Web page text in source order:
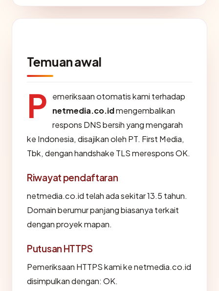
Temuan awal
P
emeriksaan otomatis kami terhadap
netmedia.co.idmengembalikan
respons DNS bersih yang mengarah
ke Indonesia, disajikan oleh PT. First Media,
Tbk, dengan handshake TLS merespons OK.
Riwayat pendaftaran
netmedia.co.id telah ada sekitar 13.5 tahun.
Domain berumur panjang biasanya terkait
dengan proyek mapan.
Putusan HTTPS
Pemeriksaan HTTPS kami ke netmedia.co.id
disimpulkan dengan: OK.